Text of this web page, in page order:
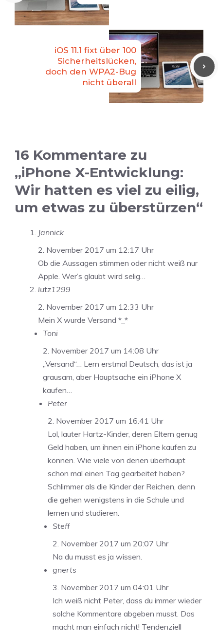
iOS 11.1 fixt über 100
Sicherheitslücken,
doch den WPA2-Bug
nicht überall
16 Kommentare zu
„iPhone X-Entwicklung:
Wir hatten es viel zu eilig,
um etwas zu überstürzen“
Jannick
2. November 2017 um 12:17 Uhr
Ob die Aussagen stimmen oder nicht weiß nur
Apple. Wer’s glaubt wird selig…
lutz1299
2. November 2017 um 12:33 Uhr
Mein X wurde Versand *_*
Toni
2. November 2017 um 14:08 Uhr
„Versand“… Lern erstmal Deutsch, das ist ja
grausam, aber Hauptsache ein iPhone X
kaufen…
Peter
2. November 2017 um 16:41 Uhr
Lol, lauter Hartz-Kinder, deren Eltern genug
Geld haben, um ihnen ein iPhone kaufen zu
können. Wie viele von denen überhaupt
schon mal einen Tag gearbeitet haben?
Schlimmer als die Kinder der Reichen, denn
die gehen wenigstens in die Schule und
lernen und studieren.
Steff
2. November 2017 um 20:07 Uhr
Na du musst es ja wissen.
gnerts
3. November 2017 um 04:01 Uhr
Ich weiß nicht Peter, dass du immer wieder
solche Kommentare abgeben musst. Das
macht man einfach nicht! Tendenziell